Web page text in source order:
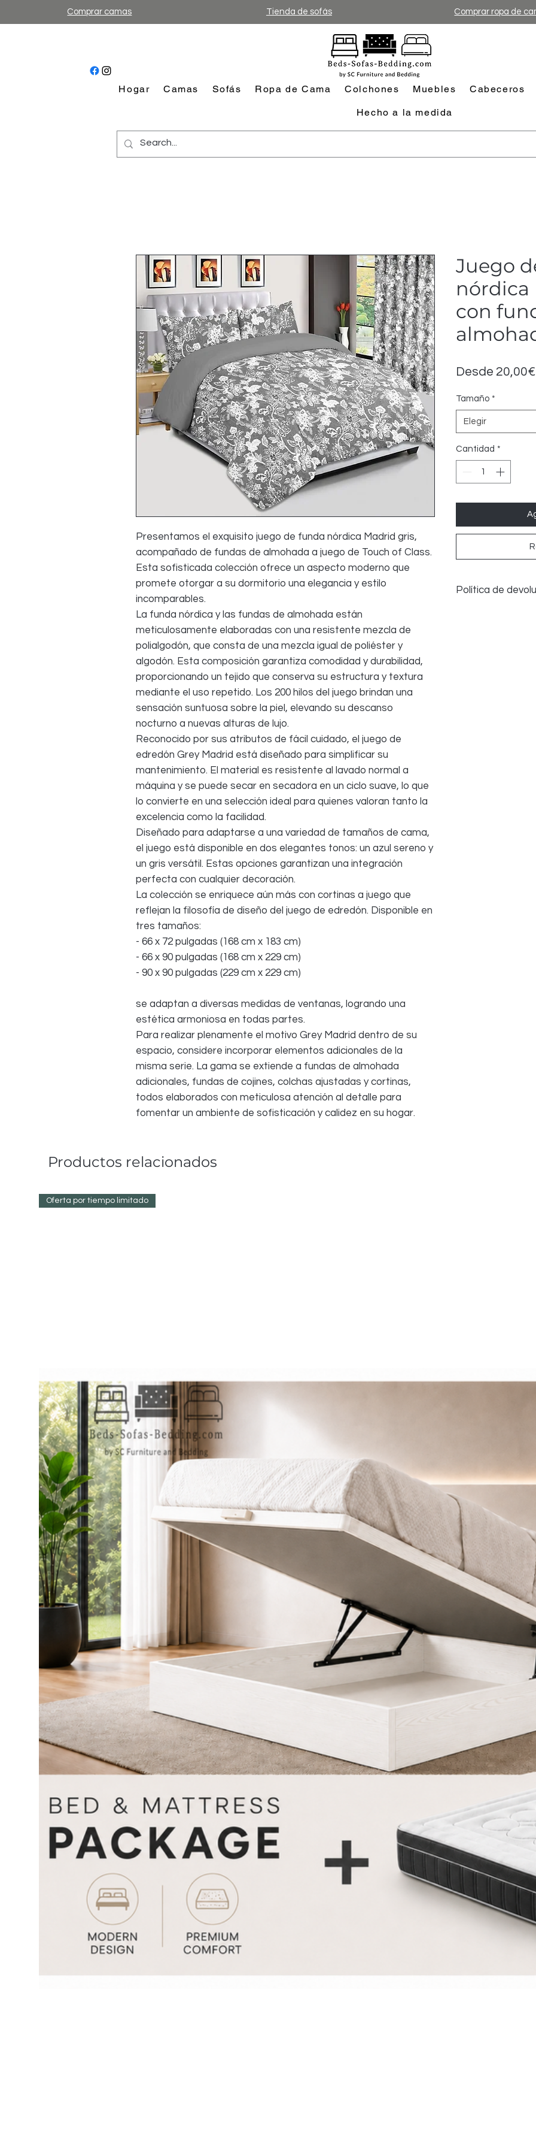
Comprar camas Tienda de sofás Comprar ropa de
Hogar Camas Sofás Ropa de Cama Colchones Muebles Cabeceros
Hecho a la medida
Presentamos el exquisito juego de funda nórdica Madrid gris,
acompañado de fundas de almohada a juego de Touch of Class.
Esta sofisticada colección ofrece un aspecto moderno que
promete otorgar a su dormitorio una elegancia y estilo
incomparables.
La funda nórdica y las fundas de almohada están
meticulosamente elaboradas con una resistente mezcla de
polialgodón, que consta de una mezcla igual de poliéster y
algodón. Esta composición garantiza comodidad y durabilidad,
proporcionando un tejido que conserva su estructura y textura
mediante el uso repetido. Los 200 hilos del juego brindan una
sensación suntuosa sobre la piel, elevando su descanso
nocturno a nuevas alturas de lujo.
Reconocido por sus atributos de fácil cuidado, el juego de
edredón Grey Madrid está diseñado para simplificar su
mantenimiento. El material es resistente al lavado normal a
máquina y se puede secar en secadora en un ciclo suave, lo que
lo convierte en una selección ideal para quienes valoran tanto la
excelencia como la facilidad.
Diseñado para adaptarse a una variedad de tamaños de cama,
el juego está disponible en dos elegantes tonos: un azul sereno y
un gris versátil. Estas opciones garantizan una integración
perfecta con cualquier decoración.
La colección se enriquece aún más con cortinas a juego que
reflejan la filosofía de diseño del juego de edredón. Disponible en
tres tamaños:
- 66 x 72 pulgadas (168 cm x 183 cm)
- 66 x 90 pulgadas (168 cm x 229 cm)
- 90 x 90 pulgadas (229 cm x 229 cm)
se adaptan a diversas medidas de ventanas, logrando una
estética armoniosa en todas partes.
Para realizar plenamente el motivo Grey Madrid dentro de su
espacio, considere incorporar elementos adicionales de la
misma serie. La gama se extiende a fundas de almohada
adicionales, fundas de cojines, colchas ajustadas y cortinas,
todos elaborados con meticulosa atención al detalle para
fomentar un ambiente de sofisticación y calidez en su hogar.
Juego
nórdica
con
Desde 20,00€
Tamaño *
Elegir
Cantidad *
Política de
Productos relacionados
Oferta por tiempo limitado